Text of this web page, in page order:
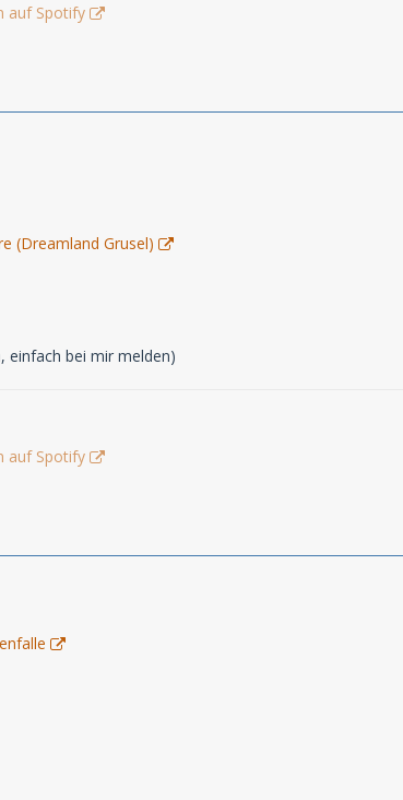
auf Spotify
(Dreamland Grusel)
einfach bei mir melden)
auf Spotify